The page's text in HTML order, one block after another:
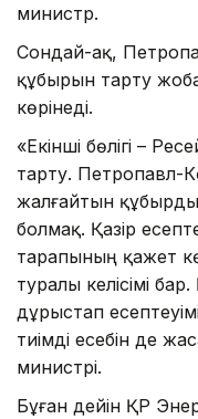
министр.
Сондай-ақ,
құбырын тарту
көрінеді.
«Екінші бөлігі –
тарту. Петропавл-
жалғайтын
болмақ. Қазір
тарапының қажет
туралы келісімі
дұрыстап
тиімді есебін де
министрі.
Бұған дейін ҚР